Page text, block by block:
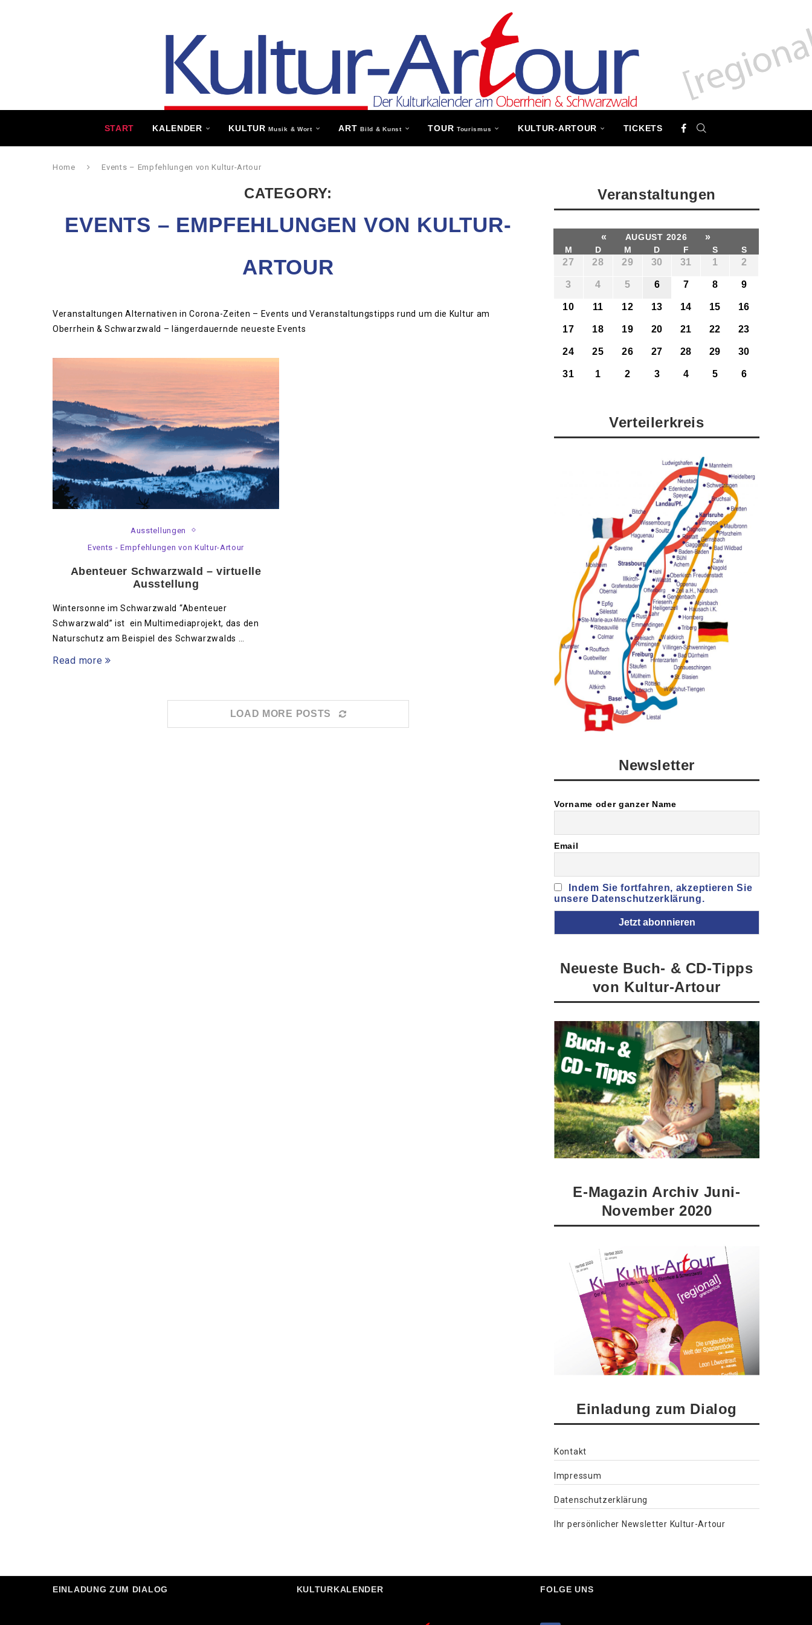
START KALENDER KULTURMusik & Wort ARTBild & Kunst TOUR Tourismus KULTUR-ARTOUR TICKETS
Home Events – Empfehlungen von Kultur-Artour
CATEGORY:
EVENTS – EMPFEHLUNGEN VON KULTUR-
ARTOUR
Veranstaltungen Alternativen in Corona-Zeiten – Events und Veranstaltungstipps rund um die Kultur am
Oberrhein & Schwarzwald – längerdauernde neueste Events
Ausstellungen
Events - Empfehlungen von Kultur-Artour
Abenteuer Schwarzwald – virtuelle
Ausstellung
Wintersonne im Schwarzwald “Abenteuer
Schwarzwald” ist ein Multimediaprojekt, das den
Naturschutz am Beispiel des Schwarzwalds …
Read more
LOAD MORE POSTS
Veranstaltungen
« AUGUST 2026 »
M D M D F S S
27 28 29 30 31 1 2
3 4 5 6 7 8 9
10 11 12 13 14 15 16
17 18 19 20 21 22 23
24 25 26 27 28 29 30
31 1 2 3 4 5 6
Verteilerkreis
Newsletter
Vorname oder ganzer Name
Email
Indem Sie fortfahren, akzeptieren Sie
unsere Datenschutzerklärung.
Neueste Buch- & CD-Tipps
von Kultur-Artour
E-Magazin Archiv Juni-
November 2020
Einladung zum Dialog
Kontakt
Impressum
Datenschutzerklärung
Ihr persönlicher Newsletter Kultur-Artour
EINLADUNG ZUM DIALOG KULTURKALENDER FOLGE UNS